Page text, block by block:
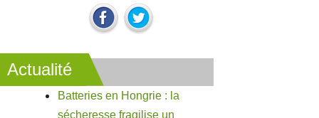
Actualité
Batteries en Hongrie : la
sécheresse fragilise un